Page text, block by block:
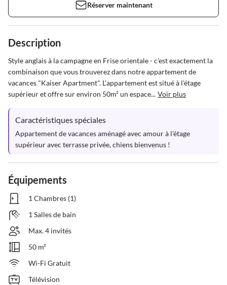
Réserver maintenant
Description
Style anglais à la campagne en Frise orientale - c'est exactement la
combinaison que vous trouverez dans notre appartement de
vacances "Kaiser Apartment". L'appartement est situé à l'étage
supérieur et offre sur environ 50m² un espace... Voir plus
Caractéristiques spéciales
Appartement de vacances aménagé avec amour à l'étage
supérieur avec terrasse privée, chiens bienvenus !
Équipements
1 Chambres (1)
1 Salles de bain
Max. 4 invités
50 m²
Wi-Fi Gratuit
Télévision